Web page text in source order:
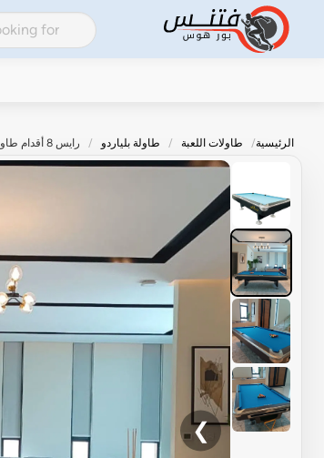
الرئيسية طاولات اللعبة طاولة بلياردو رايس 8 أقدام طاولة البلياردو التجارية
❯